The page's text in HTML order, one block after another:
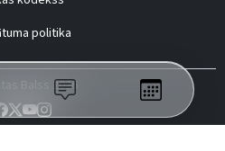
politika
Balss 2026